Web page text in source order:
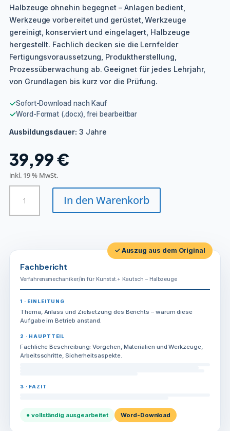
Halbzeuge ohnehin begegnet – Anlagen bedient,
Werkzeuge vorbereitet und gerüstet, Werkzeuge
gereinigt, konserviert und eingelagert, Halbzeuge
hergestellt. Fachlich decken sie die Lernfelder
Fertigungsvoraussetzung, Produktherstellung,
Prozessüberwachung ab. Geeignet für jedes Lehrjahr,
von Grundlagen bis kurz vor die Prüfung.
✓Sofort-Download nach Kauf
✓Word-Format (.docx), frei bearbeitbar
Ausbildungsdauer: 3 Jahre
39,99€
inkl. 19 % MwSt.
Verfahrensmechaniker/in
Kunstst.+
Halbzeuge
In den Warenkorb
✓ Auszug aus dem Original
Fachbericht
Verfahrensmechaniker/in für Kunstst.+ Kautsch – Halbzeuge
1 · EINLEITUNG
Thema, Anlass und Zielsetzung des Berichts – warum diese
Aufgabe im Betrieb anstand.
2 · HAUPTTEIL
Fachliche Beschreibung: Vorgehen, Materialien und Werkzeuge,
Arbeitsschritte, Sicherheitsaspekte.
3 · FAZIT
● vollständig ausgearbeitet Word-Download